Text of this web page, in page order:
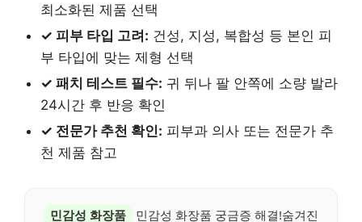
최소화된 제품 선택
✓ 피부 타입 고려: 건성, 지성, 복합성 등 본인 피
부 타입에 맞는 제형 선택
✓ 패치 테스트 필수: 귀 뒤나 팔 안쪽에 소량 발라
24시간 후 반응 확인
✓ 전문가 추천 확인: 피부과 의사 또는 전문가 추
천 제품 참고
민감성 화장품 민감성 화장품 궁금증 해결!숨겨진